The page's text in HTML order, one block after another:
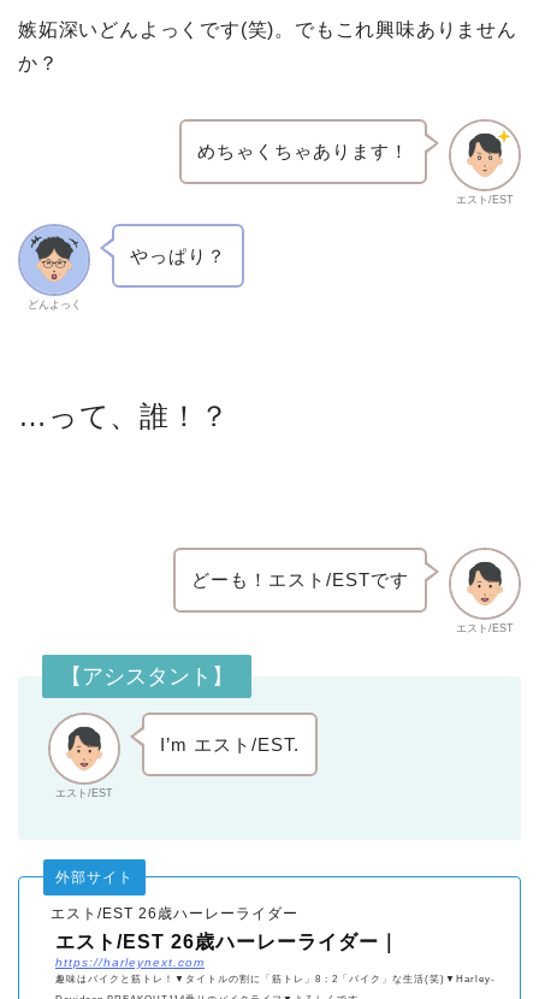
嫉妬深いどんよっくです(笑)。でもこれ興味ありません
か？
エスト/EST
めちゃくちゃあります！
どんよっく
やっぱり？
…って、誰！？
エスト/EST
どーも！エスト/ESTです
【アシスタント】
エスト/EST
I’m エスト/EST.
エスト/EST 26歳ハーレーライダー
外部サイト
エスト/EST 26歳ハーレーライダー｜
https://harleynext.com
趣味はバイクと筋トレ！▼タイトルの割に「筋トレ」8 : 2「バイク」な生活(笑)▼Harley-